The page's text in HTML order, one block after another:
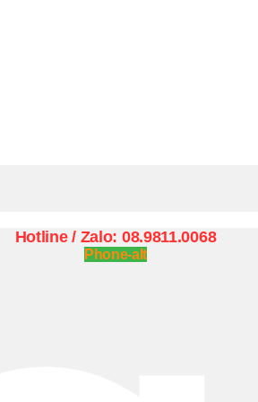
Hotline / Zalo: 08.9811.0068
Phone-alt